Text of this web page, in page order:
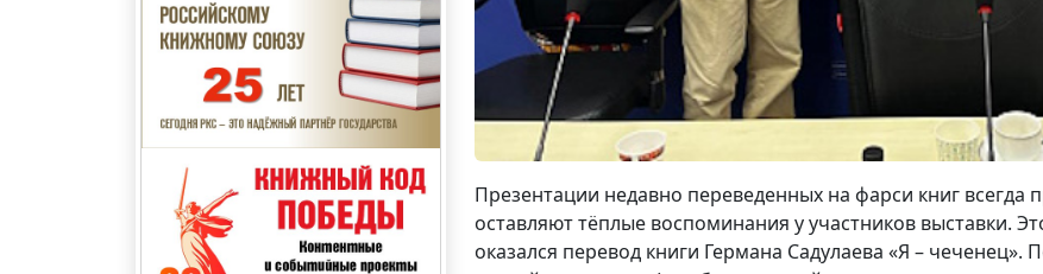
Презентации недавно переведенных на фарси книг всегда
оставляют тёплые воспоминания у участников выставки.
оказался перевод книги Германа Садулаева «Я – чеченец».